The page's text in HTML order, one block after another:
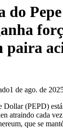
do
paira
1 de ago. de
Dollar (PEPD)
atraindo cada
que se